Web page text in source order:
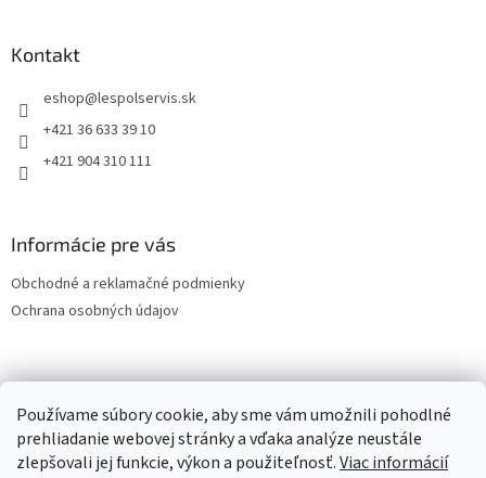
Používame súbory cookie, aby sme vám umožnili pohodlné
prehliadanie webovej stránky a vďaka analýze neustále
zlepšovali jej funkcie, výkon a použiteľnosť.Viac informácií
Kontakt
eshop@lespolservis.sk
+421 36 633 39 10
+421 904 310 111
Informácie pre vás
Obchodné a reklamačné podmienky
Ochrana osobných údajov